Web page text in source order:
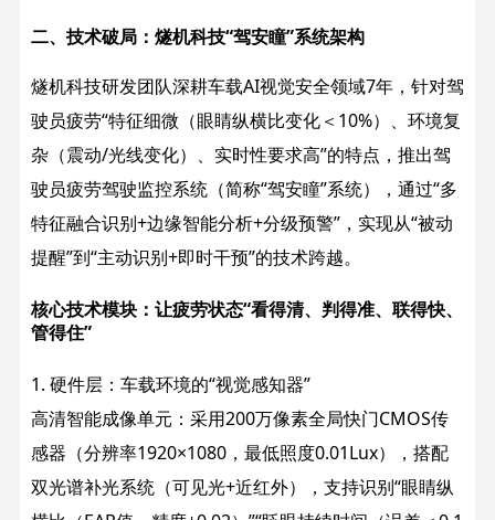
二、技术破局：燧机科技“驾安瞳”系统架构​
燧机科技研发团队深耕车载AI视觉安全领域7年，针对驾
驶员疲劳“特征细微（眼睛纵横比变化＜10%）、环境复
杂（震动/光线变化）、实时性要求高”的特点，推出驾
驶员疲劳驾驶监控系统（简称“驾安瞳”系统），通过“多
特征融合识别+边缘智能分析+分级预警”，实现从“被动
提醒”到“主动识别+即时干预”的技术跨越。
核心技术模块：让疲劳状态“看得清、判得准、联得快、
管得住”​
1. 硬件层：车载环境的“视觉感知器”​
高清智能成像单元：采用200万像素全局快门CMOS传
感器（分辨率1920×1080，最低照度0.01Lux），搭配
双光谱补光系统（可见光+近红外），支持识别“眼睛纵